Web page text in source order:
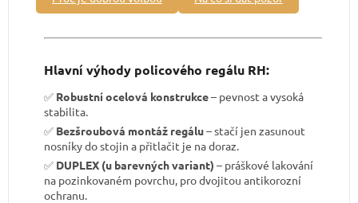
Hlavní výhody policového regálu RH:
✅ Robustní ocelová konstrukce– pevnost a vysoká
stabilita.
✅ Bezšroubová montáž regálu– stačí jen zasunout
nosníky do stojin a přitlačit je na doraz.
✅ DUPLEX (u barevných variant) – práškové lakování
na pozinkovaném povrchu, pro dvojitou antikorozní
ochranu.